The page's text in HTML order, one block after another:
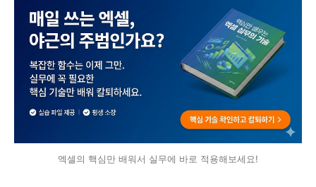
엑셀의 핵심만 배워서 실무에 바로 적용해보세요!